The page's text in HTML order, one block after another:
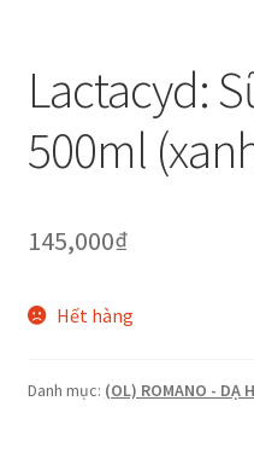
Lactacyd:
500ml
145,000₫
Hết hàng
Danh mục: (OL) ROMANO - DẠ